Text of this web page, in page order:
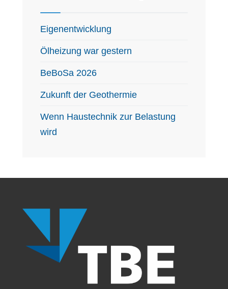
Eigenentwicklung
Ölheizung war gestern
BeBoSa 2026
Zukunft der Geothermie
Wenn Haustechnik zur Belastung
wird